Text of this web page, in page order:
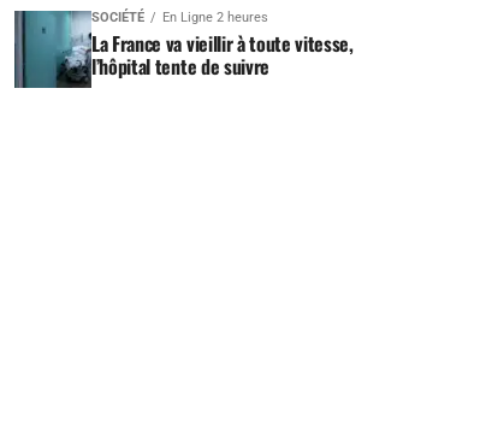
SOCIÉTÉ En Ligne 2 heures
La France va vieillir à toute vitesse,
l’hôpital tente de suivre